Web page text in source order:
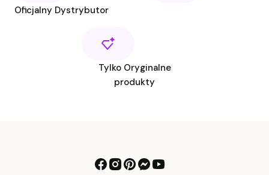
Oficjalny Dystrybutor
Tylko Oryginalne
produkty